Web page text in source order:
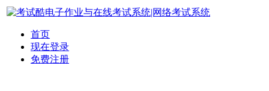
首页
现在登录
免费注册